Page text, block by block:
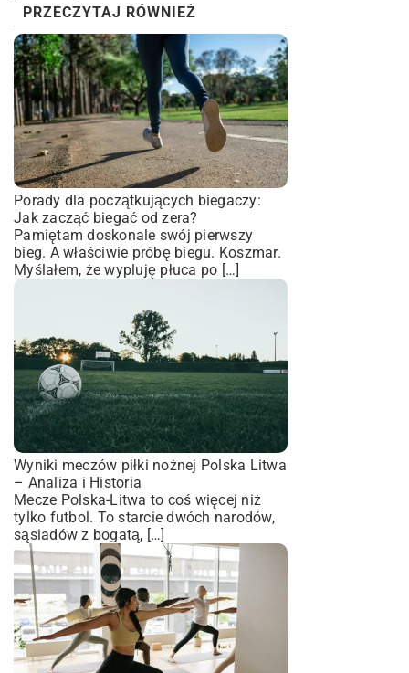
PRZECZYTAJ RÓWNIEŻ
Porady dla początkujących biegaczy:
Jak zacząć biegać od zera?
Pamiętam doskonale swój pierwszy
bieg. A właściwie próbę biegu. Koszmar.
Myślałem, że wypluję płuca po […]
Wyniki meczów piłki nożnej Polska Litwa
– Analiza i Historia
Mecze Polska-Litwa to coś więcej niż
tylko futbol. To starcie dwóch narodów,
sąsiadów z bogatą, […]